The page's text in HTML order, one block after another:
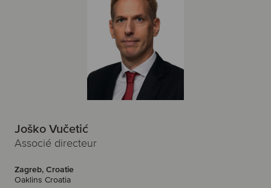
Joško Vučetić
Associé directeur
Zagreb, Croatie
Oaklins Croatia